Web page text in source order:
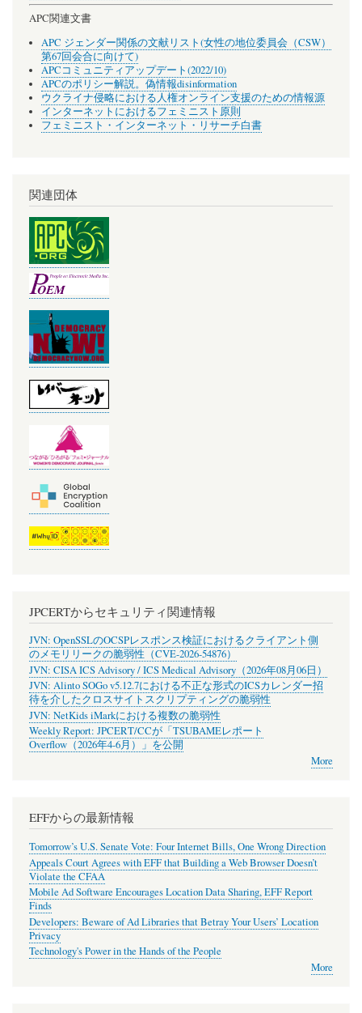
APC関連文書
APC ジェンダー関係の文献リスト(女性の地位委員会（CSW）
第67回会合に向けて)
APCコミュニティアップデート(2022/10)
APCのポリシー解説。偽情報disinformation
ウクライナ侵略における人権オンライン支援のための情報源
インターネットにおけるフェミニスト原則
フェミニスト・インターネット・リサーチ白書
関連団体
JPCERTからセキュリティ関連情報
JVN: OpenSSLのOCSPレスポンス検証におけるクライアント側
のメモリリークの脆弱性（CVE-2026-54876）
JVN: CISA ICS Advisory / ICS Medical Advisory（2026年08月06日）
JVN: Alinto SOGo v5.12.7における不正な形式のICSカレンダー招
待を介したクロスサイトスクリプティングの脆弱性
JVN: NetKids iMarkにおける複数の脆弱性
Weekly Report: JPCERT/CCが「TSUBAMEレポート
Overflow（2026年4-6月）」を公開
More
EFFからの最新情報
Tomorrow’s U.S. Senate Vote: Four Internet Bills, One Wrong Direction
Appeals Court Agrees with EFF that Building a Web Browser Doesn’t
Violate the CFAA
Mobile Ad Software Encourages Location Data Sharing, EFF Report
Finds
Developers: Beware of Ad Libraries that Betray Your Users’ Location
Privacy
Technology's Power in the Hands of the People
More